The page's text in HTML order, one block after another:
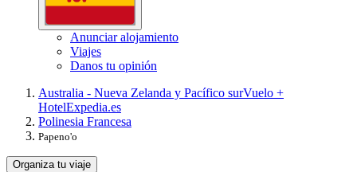
Anunciar alojamiento
Viajes
Danos tu opinión
Australia - Nueva Zelanda y Pacífico surVuelo +
HotelExpedia.es
Polinesia Francesa
Papeno'o
Organiza tu viaje